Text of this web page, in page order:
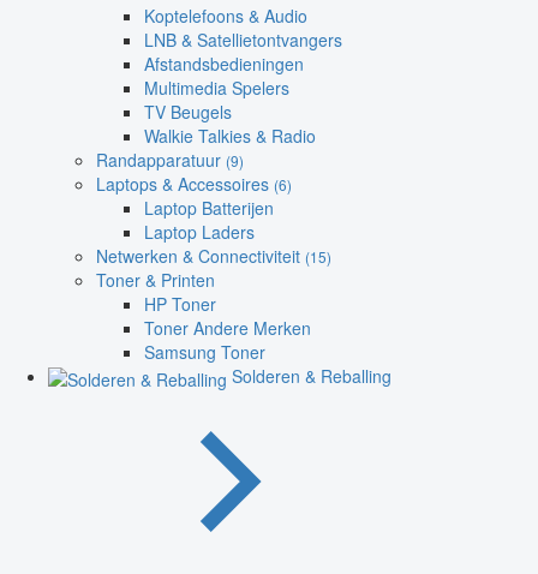
Koptelefoons & Audio
LNB & Satellietontvangers
Afstandsbedieningen
Multimedia Spelers
TV Beugels
Walkie Talkies & Radio
Randapparatuur (9)
Laptops & Accessoires (6)
Laptop Batterijen
Laptop Laders
Netwerken & Connectiviteit (15)
Toner & Printen
HP Toner
Toner Andere Merken
Samsung Toner
Solderen & Reballing